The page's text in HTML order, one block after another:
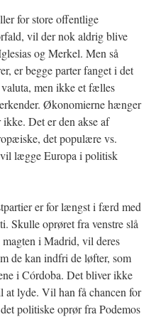
for store offentlige
vil der nok aldrig blive
og Merkel. Men så
er begge parter fanget i det
men ikke et fælles
Økonomierne hænger
Det er den akse af
det populære vs.
vil lægge Europa i politisk
er for længst i færd med
Skulle oprøret fra venstre slå
i Madrid, vil deres
de kan indfri de løfter, som
i Córdoba. Det bliver ikke
at lyde. Vil han få chancen for
politiske oprør fra Podemos